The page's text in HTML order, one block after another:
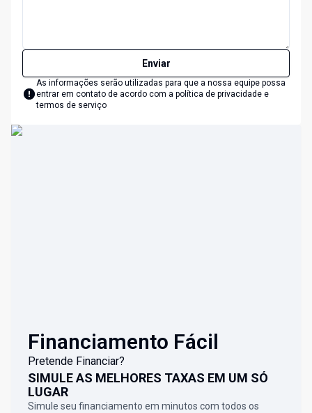
Enviar
As informações serão utilizadas para que a nossa equipe possa
entrar em contato de acordo com a política de privacidade e
termos de serviço
Financiamento Fácil
Pretende Financiar?
SIMULE AS MELHORES TAXAS EM UM SÓ
LUGAR
Simule seu financiamento em minutos com todos os